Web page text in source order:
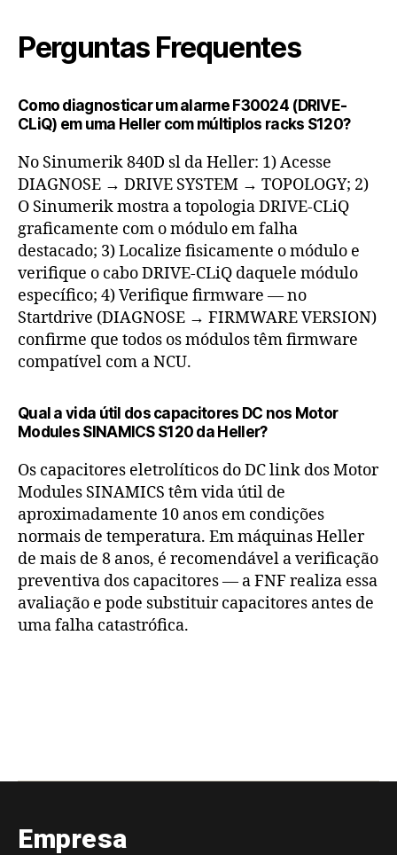
Perguntas Frequentes
Como diagnosticar um alarme F30024 (DRIVE-
CLiQ) em uma Heller com múltiplos racks S120?
No Sinumerik 840D sl da Heller: 1) Acesse
DIAGNOSE → DRIVE SYSTEM → TOPOLOGY; 2)
O Sinumerik mostra a topologia DRIVE-CLiQ
graficamente com o módulo em falha
destacado; 3) Localize fisicamente o módulo e
verifique o cabo DRIVE-CLiQ daquele módulo
específico; 4) Verifique firmware — no
Startdrive (DIAGNOSE → FIRMWARE VERSION)
confirme que todos os módulos têm firmware
compatível com a NCU.
Qual a vida útil dos capacitores DC nos Motor
Modules SINAMICS S120 da Heller?
Os capacitores eletrolíticos do DC link dos Motor
Modules SINAMICS têm vida útil de
aproximadamente 10 anos em condições
normais de temperatura. Em máquinas Heller
de mais de 8 anos, é recomendável a verificação
preventiva dos capacitores — a FNF realiza essa
avaliação e pode substituir capacitores antes de
uma falha catastrófica.
Empresa